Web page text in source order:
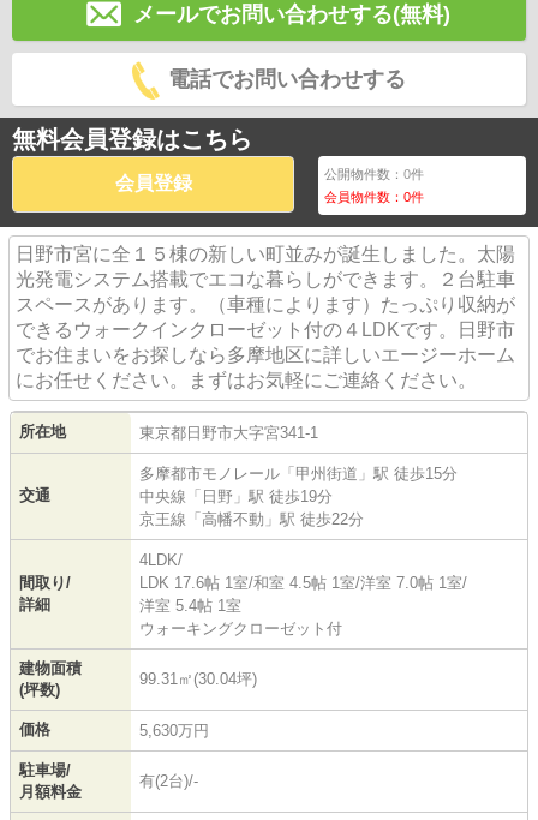
メールでお問い合わせする(無料)
電話でお問い合わせする
無料会員登録はこちら
会員登録 公開物件数：0件
会員物件数：0件
日野市宮に全１５棟の新しい町並みが誕生しました。太陽
光発電システム搭載でエコな暮らしができます。２台駐車
スペースがあります。（車種によります）たっぷり収納が
できるウォークインクローゼット付の４LDKです。日野市
でお住まいをお探しなら多摩地区に詳しいエージーホーム
にお任せください。まずはお気軽にご連絡ください。
所在地 東京都 日野市大字宮341-1
交通
多摩都市モノレール 「 甲州街道 」駅 徒歩15分
中央線 「 日野 」駅 徒歩19分
京王線 「 高幡不動 」駅 徒歩22分
間取り/
詳細
4LDK/
LDK 17.6帖 1室/和室 4.5帖 1室/洋室 7.0帖 1室/
洋室 5.4帖 1室
ウォーキングクローゼット付
建物面積
(坪数)
99.31㎡(30.04坪)
価格 5,630万円
駐車場/
月額料金
有(2台)/-